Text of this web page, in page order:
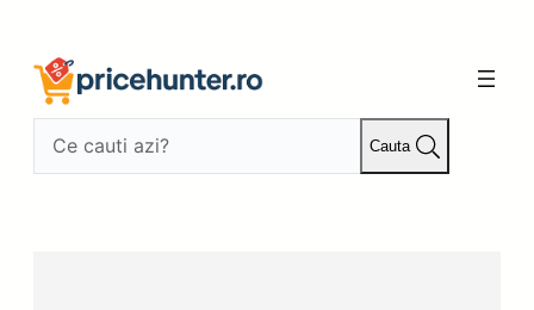
conținut
Cauta